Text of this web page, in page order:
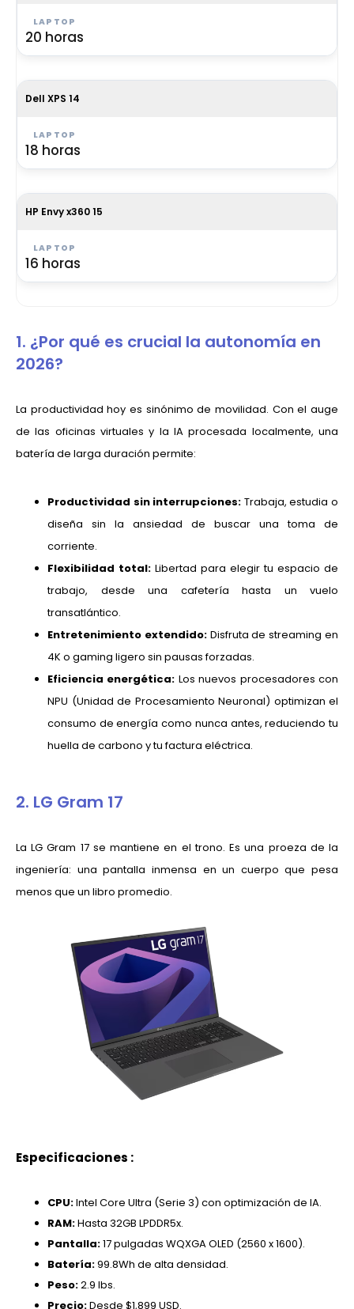
20 horas
Dell XPS 14
18 horas
HP Envy x360 15
16 horas
1. ¿Por qué es crucial la autonomía en
2026?
La productividad hoy es sinónimo de movilidad. Con el auge
de las oficinas virtuales y la IA procesada localmente, una
batería de larga duración permite:
Productividad sin interrupciones: Trabaja, estudia o
diseña sin la ansiedad de buscar una toma de
corriente.
Flexibilidad total: Libertad para elegir tu espacio de
trabajo, desde una cafetería hasta un vuelo
transatlántico.
Entretenimiento extendido:Disfruta de streaming en
4K o gaming ligero sin pausas forzadas.
Eficiencia energética: Los nuevos procesadores con
NPU (Unidad de Procesamiento Neuronal) optimizan el
consumo de energía como nunca antes, reduciendo tu
huella de carbono y tu factura eléctrica.
2. LG Gram 17
La LG Gram 17 se mantiene en el trono. Es una proeza de la
ingeniería: una pantalla inmensa en un cuerpo que pesa
menos que un libro promedio.
Especificaciones :
CPU:Intel Core Ultra (Serie 3) con optimización de IA.
RAM:Hasta 32GB LPDDR5x.
Pantalla:17 pulgadas WQXGA OLED (2560 x 1600).
Batería:99.8Wh de alta densidad.
Peso:2.9 lbs.
Precio:Desde $1,899 USD.